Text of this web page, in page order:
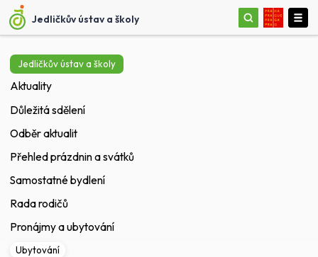
Jedličkův ústav a školy
Jedličkův ústav a školy
Aktuality
Důležitá sdělení
Odběr aktualit
Přehled prázdnin a svátků
Samostatné bydlení
Rada rodičů
Pronájmy a ubytování
Ubytování